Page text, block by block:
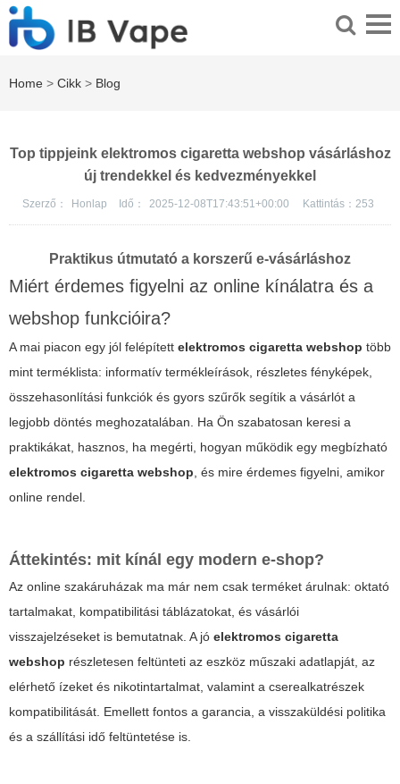
Home > Cikk > Blog
Top tippjeink elektromos cigaretta webshop vásárláshoz
új trendekkel és kedvezményekkel
Szerző： Honlap Idő： 2025-12-08T17:43:51+00:00 Kattintás： 253
Praktikus útmutató a korszerű e-vásárláshoz
Miért érdemes figyelni az online kínálatra és a
webshop funkcióira?
A mai piacon egy jól felépített elektromos cigaretta webshop több
mint terméklista: informatív termékleírások, részletes fényképek,
összehasonlítási funkciók és gyors szűrők segítik a vásárlót a
legjobb döntés meghozatalában. Ha Ön szabatosan keresi a
praktikákat, hasznos, ha megérti, hogyan működik egy megbízható
elektromos cigaretta webshop, és mire érdemes figyelni, amikor
online rendel.
Áttekintés: mit kínál egy modern e-shop?
Az online szakáruházak ma már nem csak terméket árulnak: oktató
tartalmakat, kompatibilitási táblázatokat, és vásárlói
visszajelzéseket is bemutatnak. A jó elektromos cigaretta
webshop részletesen feltünteti az eszköz műszaki adatlapját, az
elérhető ízeket és nikotintartalmat, valamint a cserealkatrészek
kompatibilitását. Emellett fontos a garancia, a visszaküldési politika
és a szállítási idő feltüntetése is.